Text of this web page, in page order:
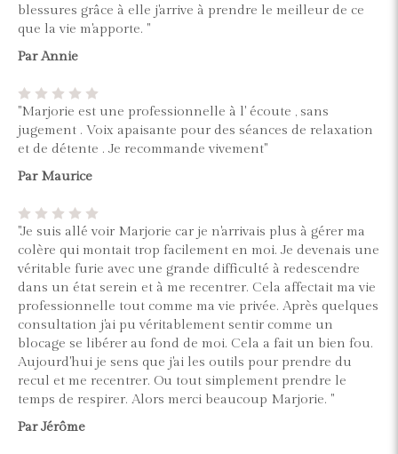
blessures grâce à elle j'arrive à prendre le meilleur de ce
que la vie m'apporte. "
Par Annie
"Marjorie est une professionnelle à l' écoute , sans
jugement . Voix apaisante pour des séances de relaxation
et de détente . Je recommande vivement"
Par Maurice
"Je suis allé voir Marjorie car je n'arrivais plus à gérer ma
colère qui montait trop facilement en moi. Je devenais une
véritable furie avec une grande difficulté à redescendre
dans un état serein et à me recentrer. Cela affectait ma vie
professionnelle tout comme ma vie privée. Après quelques
consultation j'ai pu véritablement sentir comme un
blocage se libérer au fond de moi. Cela a fait un bien fou.
Aujourd'hui je sens que j'ai les outils pour prendre du
recul et me recentrer. Ou tout simplement prendre le
temps de respirer. Alors merci beaucoup Marjorie. "
Par Jérôme